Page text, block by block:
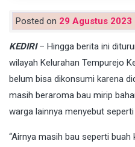
Posted on 29 Agustus 2023
KEDIRI– Hingga berita ini
wilayah Kelurahan Tempurejo
belum bisa dikonsumi karena
masih beraroma bau mirip
warga lainnya menyebut seperti
“Airnya masih bau seperti